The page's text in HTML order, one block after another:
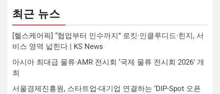
최근 뉴스
[헬스케어픽] “협업부터 인수까지” 로킷·인클루디드·힌지, 서
비스 영역 넓힌다 | KS News
아시아 최대급 물류·AMR 전시회 ‘국제 물류 전시회 2026’ 개
최
서울경제진흥원, 스타트업-대기업 연결하는 ‘DIP-Spot 오픈